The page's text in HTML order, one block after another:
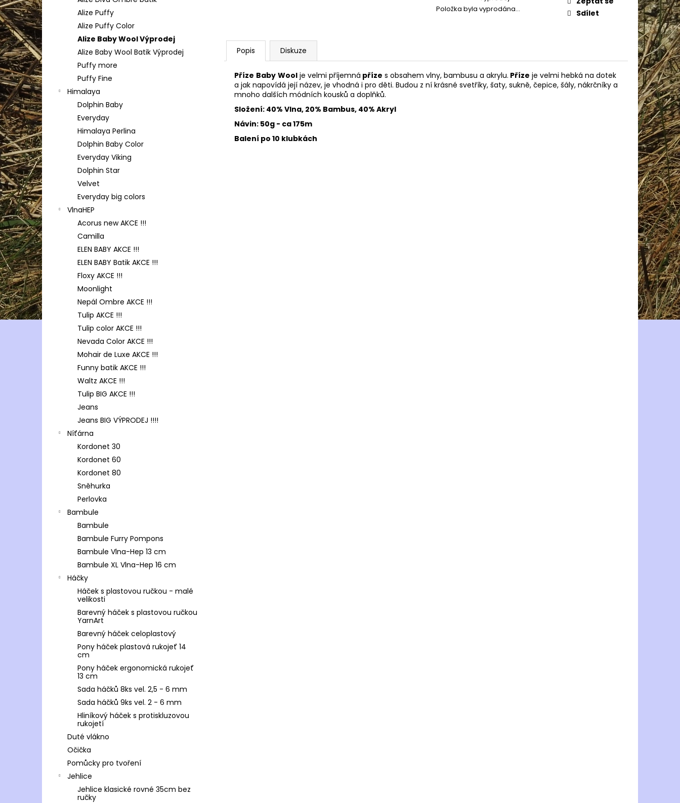
l
Alize Puffy
Alize Puffy Color
Alize Baby Wool Výprodej
Alize Baby Wool Batik Výprodej
Puffy more
Puffy Fine
Himalaya
Dolphin Baby
Everyday
Himalaya Perlina
Dolphin Baby Color
Everyday Viking
Dolphin Star
Velvet
Everyday big colors
VlnaHEP
Acorus new AKCE !!!
Camilla
ELEN BABY AKCE !!!
ELEN BABY Batik AKCE !!!
Floxy AKCE !!!
Moonlight
Nepál Ombre AKCE !!!
Tulip AKCE !!!
Tulip color AKCE !!!
Nevada Color AKCE !!!
Mohair de Luxe AKCE !!!
Funny batik AKCE !!!
Waltz AKCE !!!
Tulip BIG AKCE !!!
Jeans
Jeans BIG VÝPRODEJ !!!!
Níťárna
Kordonet 30
Kordonet 60
Kordonet 80
Sněhurka
Perlovka
Bambule
Bambule
Bambule Furry Pompons
Bambule Vlna-Hep 13 cm
Bambule XL Vlna-Hep 16 cm
Háčky
Háček s plastovou ručkou - malé
velikosti
Barevný háček s plastovou ručkou
YarnArt
Barevný háček celoplastový
Pony háček plastová rukojeť 14
cm
Pony háček ergonomická rukojeť
13 cm
Sada háčků 8ks vel. 2,5 - 6 mm
Sada háčků 9ks vel. 2 - 6 mm
Hliníkový háček s protiskluzovou
rukojetí
Duté vlákno
Očička
Pomůcky pro tvoření
Jehlice
Jehlice klasické rovné 35cm bez
ručky
Položka byla vyprodána…
Sdílet
Popis Diskuze
Příze Baby Wool je velmi příjemná příze s obsahem vlny, bambusu a akrylu. Příze je velmi hebká na dotek
a jak napovídá její název, je vhodná i pro děti. Budou z ní krásné svetříky, šaty, sukně, čepice, šály, nákrčníky a
mnoho dalších módních kousků a doplňků.
Složení: 40% Vlna, 20% Bambus, 40% Akryl
Návin: 50g - ca 175m
Balení po 10 klubkách
TULIP 4010
50 Kč
YARNART MACRAME COTTON 800